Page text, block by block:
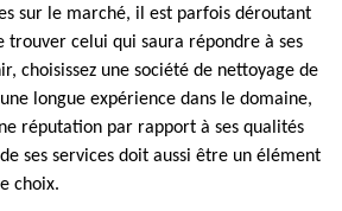
sur le marché, il est parfois déroutant
celui qui saura répondre à ses
choisissez une société de nettoyage de
longue expérience dans le domaine,
réputation par rapport à ses qualités
ses services doit aussi être un élément
choix.